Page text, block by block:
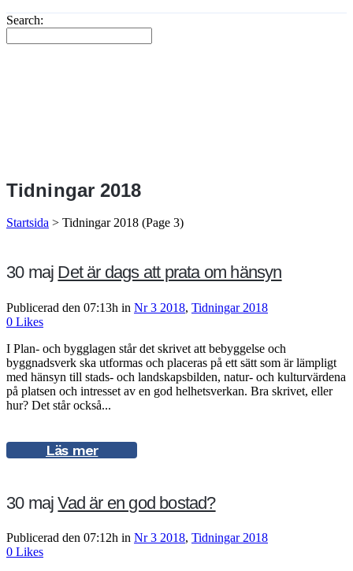
Search:
Tidningar 2018
Startsida > Tidningar 2018 (Page 3)
30 maj Det är dags att prata om hänsyn
Publicerad den 07:13h in Nr 3 2018, Tidningar 2018
0 Likes
I Plan- och bygglagen står det skrivet att bebyggelse och
byggnadsverk ska utformas och placeras på ett sätt som är lämpligt
med hänsyn till stads- och landskapsbilden, natur- och kulturvärdena
på platsen och intresset av en god helhetsverkan. Bra skrivet, eller
hur? Det står också...
Läs mer
30 maj Vad är en god bostad?
Publicerad den 07:12h in Nr 3 2018, Tidningar 2018
0 Likes